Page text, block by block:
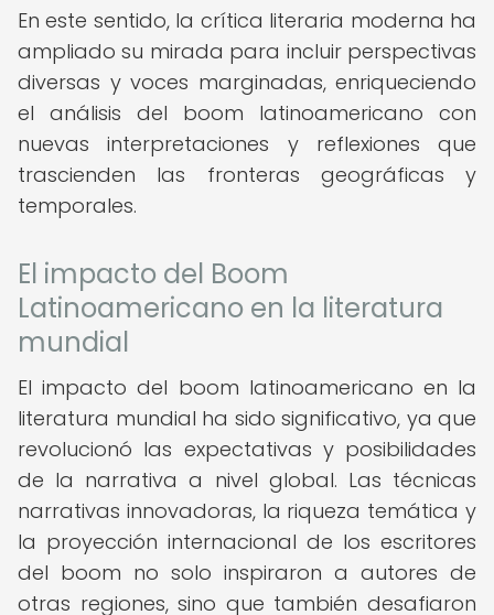
En este sentido, la crítica literaria moderna ha
ampliado su mirada para incluir perspectivas
diversas y voces marginadas, enriqueciendo
el análisis del boom latinoamericano con
nuevas interpretaciones y reflexiones que
trascienden las fronteras geográficas y
temporales.
El impacto del Boom
Latinoamericano en la literatura
mundial
El impacto del boom latinoamericano en la
literatura mundial ha sido significativo, ya que
revolucionó las expectativas y posibilidades
de la narrativa a nivel global. Las técnicas
narrativas innovadoras, la riqueza temática y
la proyección internacional de los escritores
del boom no solo inspiraron a autores de
otras regiones, sino que también desafiaron